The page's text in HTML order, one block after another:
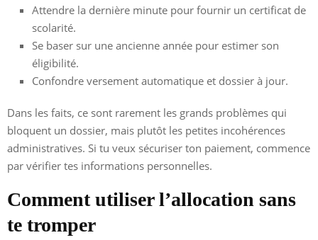
Attendre la dernière minute pour fournir un certificat de
scolarité.
Se baser sur une ancienne année pour estimer son
éligibilité.
Confondre versement automatique et dossier à jour.
Dans les faits, ce sont rarement les grands problèmes qui
bloquent un dossier, mais plutôt les petites incohérences
administratives. Si tu veux sécuriser ton paiement, commence
par vérifier tes informations personnelles.
Comment utiliser l’allocation sans
te tromper